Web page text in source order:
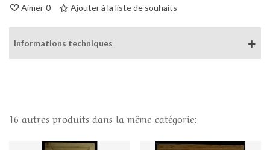
Aimer 0 Ajouter à la liste de souhaits
Informations techniques
16 autres produits dans la même catégorie: